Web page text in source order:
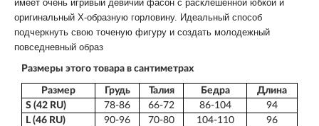
имеет очень игривый девичий фасон с расклешенной юбкой и
оригинальный Х-образную горловину. Идеальный способ
подчеркнуть свою точеную фигуру и создать молодежный
повседневный образ
Размеры этого товара в сантиметрах
Размер Грудь Талия Бедра
Длина
S (42 RU)
78-86 66-72 86-104
94
L (46 RU)
90-96 70-80 104-110 96